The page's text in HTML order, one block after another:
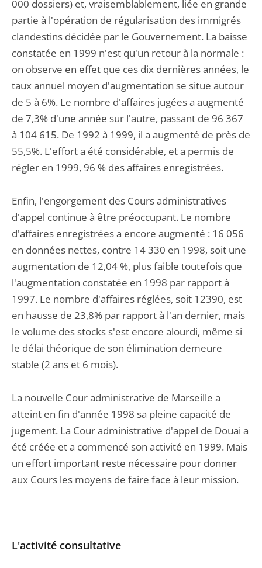
000 dossiers) et, vraisemblablement, liée en grande
partie à l'opération de régularisation des immigrés
clandestins décidée par le Gouvernement. La baisse
constatée en 1999 n'est qu'un retour à la normale :
on observe en effet que ces dix dernières années, le
taux annuel moyen d'augmentation se situe autour
de 5 à 6%. Le nombre d'affaires jugées a augmenté
de 7,3% d'une année sur l'autre, passant de 96 367
à 104 615. De 1992 à 1999, il a augmenté de près de
55,5%. L'effort a été considérable, et a permis de
régler en 1999, 96 % des affaires enregistrées.
Enfin, l'engorgement des Cours administratives
d'appel continue à être préoccupant. Le nombre
d'affaires enregistrées a encore augmenté : 16 056
en données nettes, contre 14 330 en 1998, soit une
augmentation de 12,04 %, plus faible toutefois que
l'augmentation constatée en 1998 par rapport à
1997. Le nombre d'affaires réglées, soit 12390, est
en hausse de 23,8% par rapport à l'an dernier, mais
le volume des stocks s'est encore alourdi, même si
le délai théorique de son élimination demeure
stable (2 ans et 6 mois).
La nouvelle Cour administrative de Marseille a
atteint en fin d'année 1998 sa pleine capacité de
jugement. La Cour administrative d'appel de Douai a
été créée et a commencé son activité en 1999. Mais
un effort important reste nécessaire pour donner
aux Cours les moyens de faire face à leur mission.
L'activité consultative